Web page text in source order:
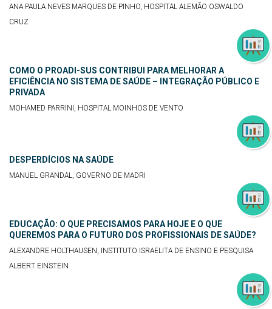
ANA PAULA NEVES MARQUES DE PINHO, HOSPITAL ALEMÃO OSWALDO
CRUZ
COMO O PROADI-SUS CONTRIBUI PARA MELHORAR A
EFICIÊNCIA NO SISTEMA DE SAÚDE – INTEGRAÇÃO PÚBLICO E
PRIVADA
MOHAMED PARRINI, HOSPITAL MOINHOS DE VENTO
DESPERDÍCIOS NA SAÚDE
MANUEL GRANDAL, GOVERNO DE MADRI
EDUCAÇÃO: O QUE PRECISAMOS PARA HOJE E O QUE
QUEREMOS PARA O FUTURO DOS PROFISSIONAIS DE SAÚDE?
ALEXANDRE HOLTHAUSEN, INSTITUTO ISRAELITA DE ENSINO E PESQUISA
ALBERT EINSTEIN